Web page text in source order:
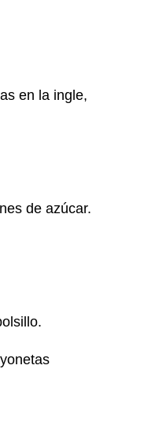
en la ingle,
de azúcar.